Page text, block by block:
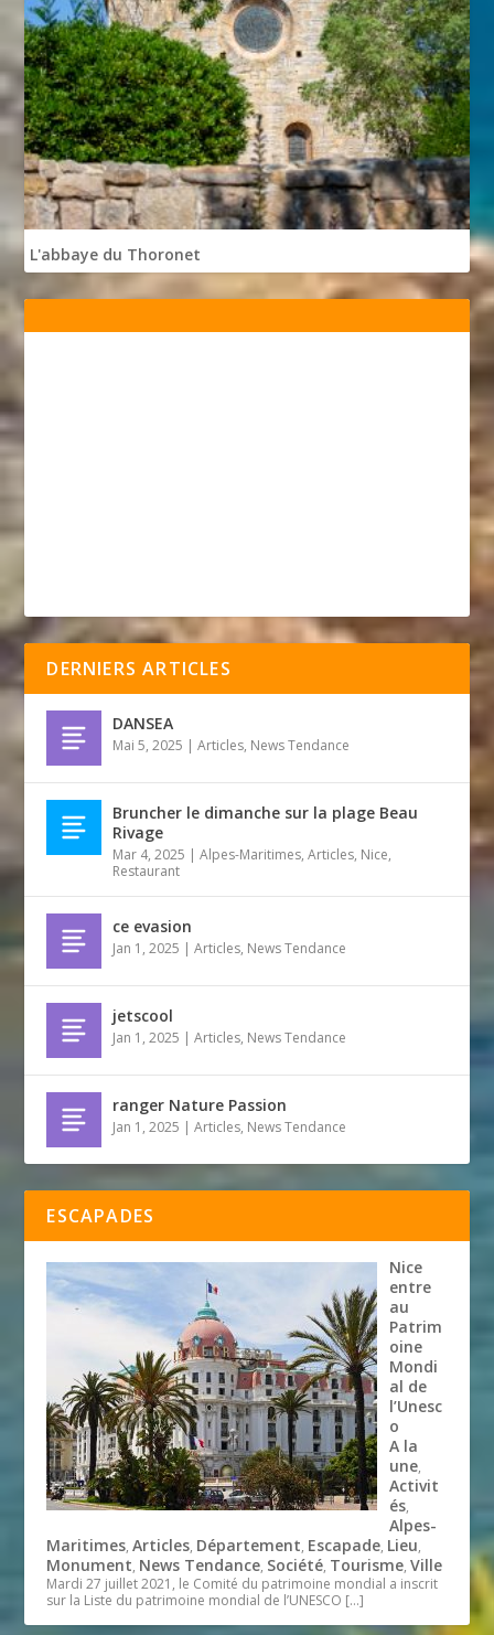
L'abbaye du Thoronet
DERNIERS ARTICLES
DANSEA
Mai 5, 2025 |Articles, News Tendance
Bruncher le dimanche sur la plage Beau
Rivage
Mar 4, 2025 |Alpes-Maritimes,Articles, Nice,
Restaurant
ce evasion
Jan 1, 2025 |Articles, News Tendance
jetscool
Jan 1, 2025 |Articles, News Tendance
ranger Nature Passion
Jan 1, 2025 |Articles, News Tendance
ESCAPADES
Nice
entre
au
Patrim
oine
Mondi
al de
l’Unesc
o
A la
une,
Activit
és,
Alpes-
Maritimes,Articles, Département, Escapade, Lieu,
Monument, News Tendance, Société, Tourisme,Ville
Mardi 27 juillet 2021, le Comité du patrimoine mondial a inscrit
sur la Liste du patrimoine mondial de l’UNESCO […]